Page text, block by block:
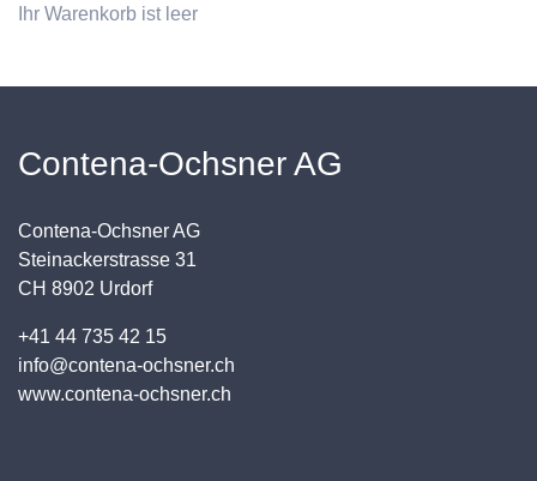
Ihr Warenkorb ist leer
Contena-Ochsner AG
Contena-Ochsner AG
Steinackerstrasse 31
CH 8902 Urdorf
+41 44 735 42 15
info@contena-ochsner.ch
www.contena-ochsner.ch